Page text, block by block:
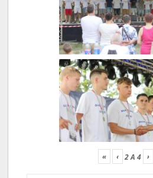
« ‹ 2A 4 ›